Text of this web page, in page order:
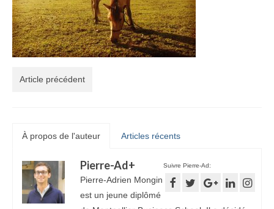
Article précédent
À propos de l'auteur Articles récents
Suivre Pierre-Ad:
Pierre-Ad+
Pierre-Adrien Mongin
est un jeune diplômé